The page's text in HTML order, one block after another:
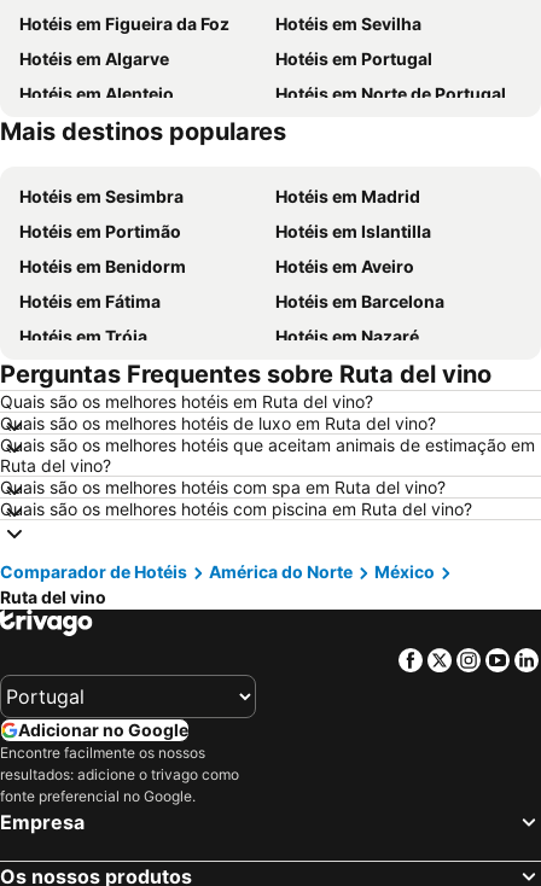
Hotéis em Figueira da Foz
Hotéis em Sevilha
Hotéis em Algarve
Hotéis em Portugal
Hotéis em Alentejo
Hotéis em Norte de Portugal
Hotéis em Madeira
Hotéis em Centro de Portugal
Mais destinos populares
Hotéis em Sesimbra
Hotéis em Madrid
Hotéis em Portimão
Hotéis em Islantilla
Hotéis em Benidorm
Hotéis em Aveiro
Hotéis em Fátima
Hotéis em Barcelona
Hotéis em Tróia
Hotéis em Nazaré
Hotéis em Évora
Hotéis em Peniche
Hotéis em Porto Santo
Hotéis em Isla Canela
Hotéis em Sangenjo
Hotéis em Vila Nova de Milfontes
Hotéis em Vilamoura
Hotéis em Vigo
Hotéis em Roma
Hotéis em Espanha
Hotéis em Maiorca
Hotéis em Andaluzia
Hotéis em Minorca
Hotéis em Ibiza
Hotéis em Galiza
Hotéis em Douro
Hotéis em Serra da Estrela
Hotéis em Costa do Sol
Hotéis em Tenerife
Hotéis em São Miguel
Perguntas Frequentes sobre Ruta del vino
Quais são os melhores hotéis em Ruta del vino?
Quais são os melhores hotéis de luxo em Ruta del vino?
Quais são os melhores hotéis que aceitam animais de estimação em
Ruta del vino?
Quais são os melhores hotéis com spa em Ruta del vino?
Quais são os melhores hotéis com piscina em Ruta del vino?
Comparador de Hotéis América do Norte
México
Ruta del vino
Facebook
Twitter
Adicionar no Google
Encontre facilmente os nossos
resultados: adicione o trivago como
fonte preferencial no Google.
Empresa
Os nossos produtos